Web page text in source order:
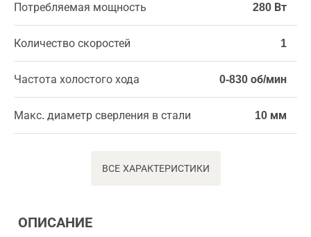
Потребляемая мощность 280 Вт
Количество скоростей 1
Частота холостого хода 0-830 об/мин
Макс. диаметр сверления в стали 10 мм
ВСЕ ХАРАКТЕРИСТИКИ
ОПИСАНИЕ